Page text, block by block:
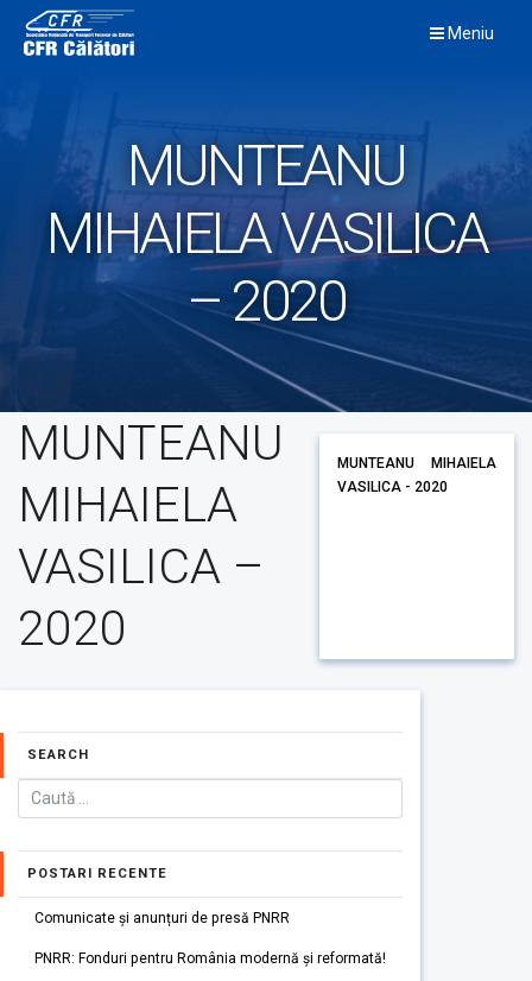
content
Meniu
MUNTEANU
MIHAIELA VASILICA
– 2020
MUNTEANU
MIHAIELA
VASILICA –
2020
MUNTEANU MIHAIELA
VASILICA - 2020
SEARCH
POSTARI RECENTE
Comunicate și anunțuri de presă PNRR
PNRR: Fonduri pentru România modernă și reformată!